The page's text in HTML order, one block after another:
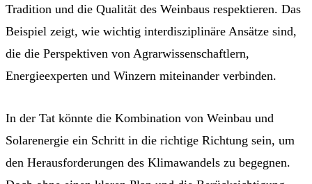
Tradition und die Qualität des Weinbaus respektieren. Das
Beispiel zeigt, wie wichtig interdisziplinäre Ansätze sind,
die die Perspektiven von Agrarwissenschaftlern,
Energieexperten und Winzern miteinander verbinden.
In der Tat könnte die Kombination von Weinbau und
Solarenergie ein Schritt in die richtige Richtung sein, um
den Herausforderungen des Klimawandels zu begegnen.